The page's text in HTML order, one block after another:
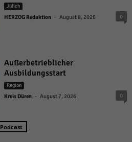
Jülich
HERZOG Redaktion - August 8, 2026 0
Außerbetrieblicher
Ausbildungsstart
Region
Kreis Düren - August 7, 2026 0
Podcast